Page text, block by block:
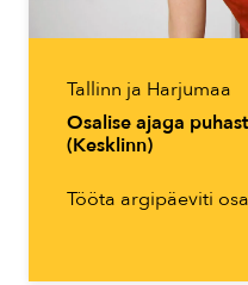
Tallinn ja Harjumaa
Osalise ajaga
(Kesklinn)
Tööta argipäeviti